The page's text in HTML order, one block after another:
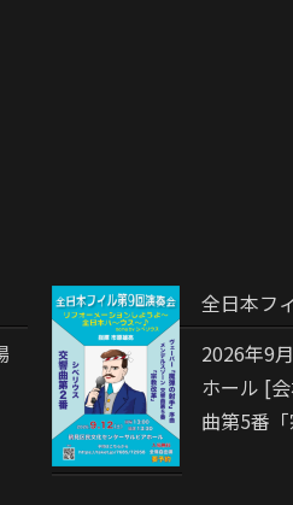
全日本フ
2026年9
ホール [
曲第5番